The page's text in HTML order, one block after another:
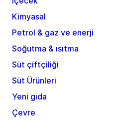
Kimyasal
Petrol & gaz ve enerji
Soğutma & ısıtma
Süt çiftçiliği
Süt Ürünleri
Yeni gıda
Çevre